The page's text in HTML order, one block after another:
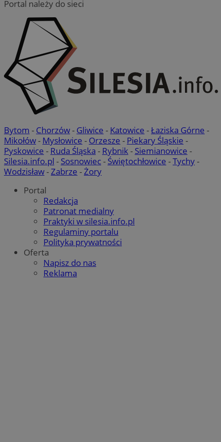
Portal należy do sieci
Bytom - Chorzów- Gliwice - Katowice -Łaziska Górne -
Mikołów- Mysłowice - Orzesze - Piekary Śląskie -
Pyskowice - Ruda Śląska - Rybnik- Siemianowice -
Silesia.info.pl - Sosnowiec- Świętochłowice -Tychy-
Wodzisław-Zabrze -Żory
Portal
Redakcja
Patronat medialny
Praktyki w silesia.info.pl
Regulaminy portalu
Polityka prywatności
Oferta
Napisz do nas
Reklama
QeSessID
MvSessID
__cf_bm
Cloudflare
Inc.
.x.com
30 minut
VISITOR_PRIVACY_METADATA